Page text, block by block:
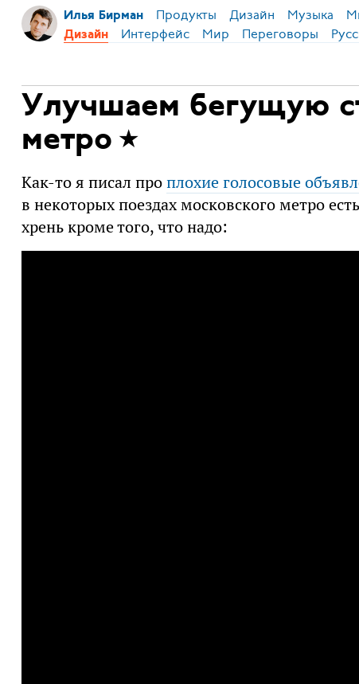
Илья Бирман Продукты Дизайн Музыка
Дизайн
Интерфейс Мир Переговоры
Улучшаем бегущую
метро
Как-то я писал проплохие голосовые
в некоторых поездах московского метро
хрень кроме того, что надо: